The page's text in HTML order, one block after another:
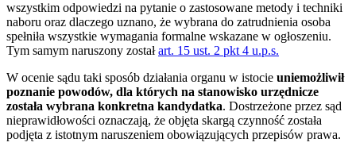
wszystkim odpowiedzi na pytanie o zastosowane metody i techniki
naboru oraz dlaczego uznano, że wybrana do zatrudnienia osoba
spełniła wszystkie wymagania formalne wskazane w ogłoszeniu.
Tym samym naruszony zostałart. 15 ust. 2 pkt 4 u.p.s.
W ocenie sądu taki sposób działania organu w istocie uniemożliwił
poznanie powodów, dla których na stanowisko urzędnicze
została wybrana konkretna kandydatka. Dostrzeżone przez sąd
nieprawidłowości oznaczają, że objęta skargą czynność została
podjęta z istotnym naruszeniem obowiązujących przepisów prawa.